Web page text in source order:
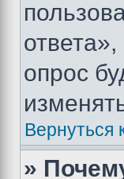
опрос
Вернуться
»